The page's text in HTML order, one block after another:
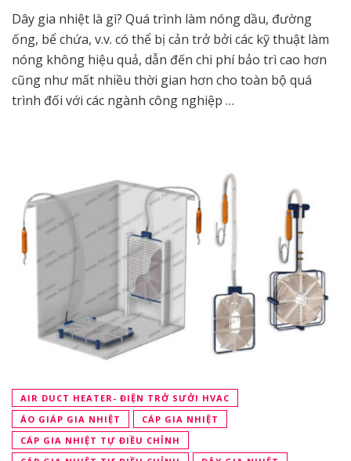
Dây gia nhiệt là gì? Quá trình làm nóng dầu, đường
ống, bể chứa, v.v. có thể bị cản trở bởi các kỹ thuật làm
nóng không hiệu quả, dẫn đến chi phí bảo trì cao hơn
cũng như mất nhiều thời gian hơn cho toàn bộ quá
trình đối với các ngành công nghiệp …
AIR DUCT HEATER- ĐIỆN TRỞ SƯỞI HVAC
ÁO GIÁP GIA NHIỆT
CÁP GIA NHIỆT
CÁP GIA NHIỆT TỰ ĐIỀU CHỈNH